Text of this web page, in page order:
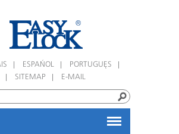
ESPAÑOL PORTUGUÊS
SITEMAP E-MAIL